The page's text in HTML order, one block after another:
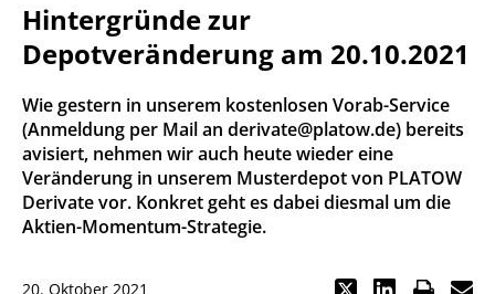
Hintergründe zur
Depotveränderung am 20.10.2021
Wie gestern in unserem kostenlosen Vorab-Service
(Anmeldung per Mail an derivate@platow.de) bereits
avisiert, nehmen wir auch heute wieder eine
Veränderung in unserem Musterdepot von PLATOW
Derivate vor. Konkret geht es dabei diesmal um die
Aktien-Momentum-Strategie.
20. Oktober 2021